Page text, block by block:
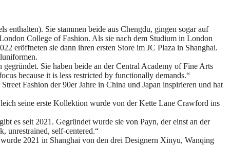
Sie stammen beide aus Chengdu, gingen sogar auf
College of Fashion. Als sie nach dem Studium in London
eröffneten sie dann ihren ersten Store im JC Plaza in Shanghai.
Sie haben beide an der Central Academy of Fine Arts
because it is less restricted by functionally demands.“
Fashion der 90er Jahre in China und Japan inspirieren und hat
seine erste Kollektion wurde von der Kette Lane Crawford ins
es seit 2021. Gegründet wurde sie von Payn, der einst an der
unrestrained, self-centered.“
2021 in Shanghai von den drei Designern Xinyu, Wanqing